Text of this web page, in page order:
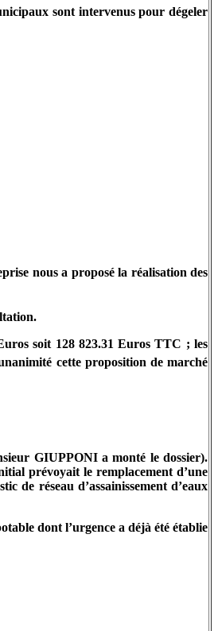
sont intervenus pour dégeler
nous a proposé la réalisation des
soit 128 823.31 Euros TTC ; les
cette proposition de marché
GIUPPONI a monté le dossier).
prévoyait le remplacement d’une
de réseau d’assainissement d’eaux
dont l’urgence a déjà été établie